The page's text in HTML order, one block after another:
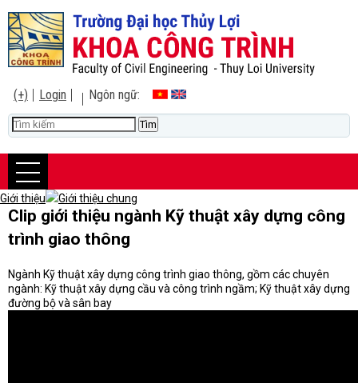
(+) Login Ngôn ngữ:
Giới thiệu Giới thiệu chung
Clip giới thiệu ngành Kỹ thuật xây dựng công
trình giao thông
Ngành Kỹ thuật xây dựng công trình giao thông, gồm các chuyên
ngành: Kỹ thuật xây dựng cầu và công trình ngầm; Kỹ thuật xây dựng
đường bộ và sân bay